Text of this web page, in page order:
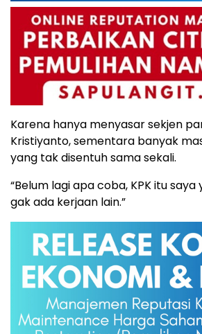
Karena hanya menyasar sekjen
Kristiyanto, sementara banyak
yang tak disentuh sama sekali.
“Belum lagi apa coba, KPK itu
gak ada kerjaan lain.”